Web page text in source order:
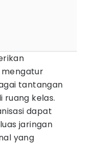
tantangan
ruang kelas.
dapat
jaringan
yang